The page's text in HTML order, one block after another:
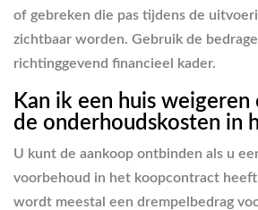
of gebreken die pas tijdens de
zichtbaar worden. Gebruik de
richtinggevend financieel kader.
Kan ik een huis weigeren
de onderhoudskosten in
U kunt de aankoop ontbinden als u
voorbehoud in het koopcontract
wordt meestal een drempelbedrag